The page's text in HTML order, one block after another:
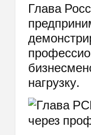
Глава
нагрузку.